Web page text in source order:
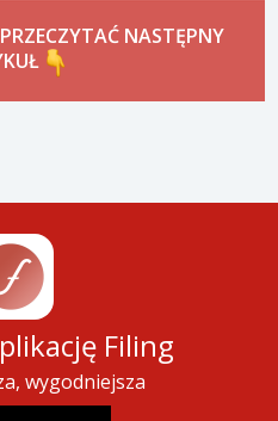
NASTĘPNY
Filing
wygodniejsza